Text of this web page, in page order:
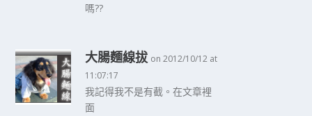
嗎??
大腸麵線拔 on 2012/10/12 at
11:07:17
我記得我不是有截。在文章裡
面